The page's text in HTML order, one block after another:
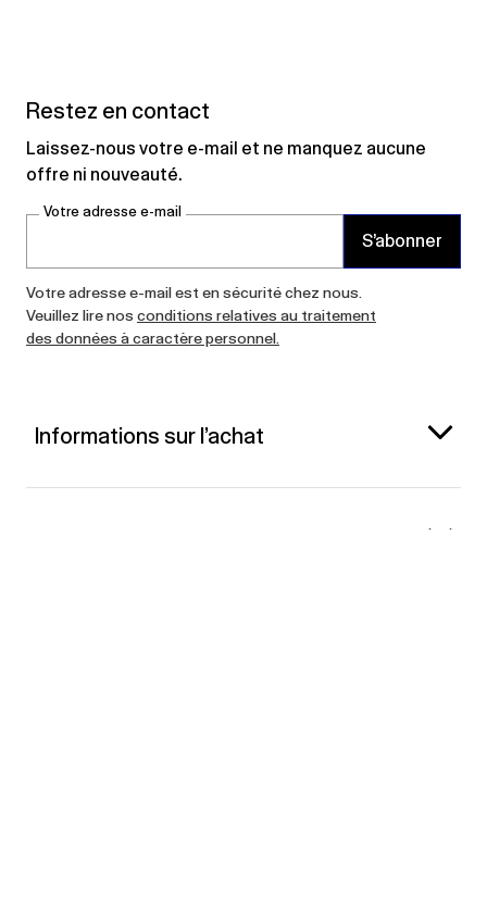
Restez en contact
Laissez-nous votre e-mail et ne manquez aucune
offre ni nouveauté.
Votre adresse e-mail
S’abonner
Votre adresse e-mail est en sécurité chez nous.
Veuillez lire nos conditions relatives au traitement
des données à caractère personnel.
Informations sur l’achat